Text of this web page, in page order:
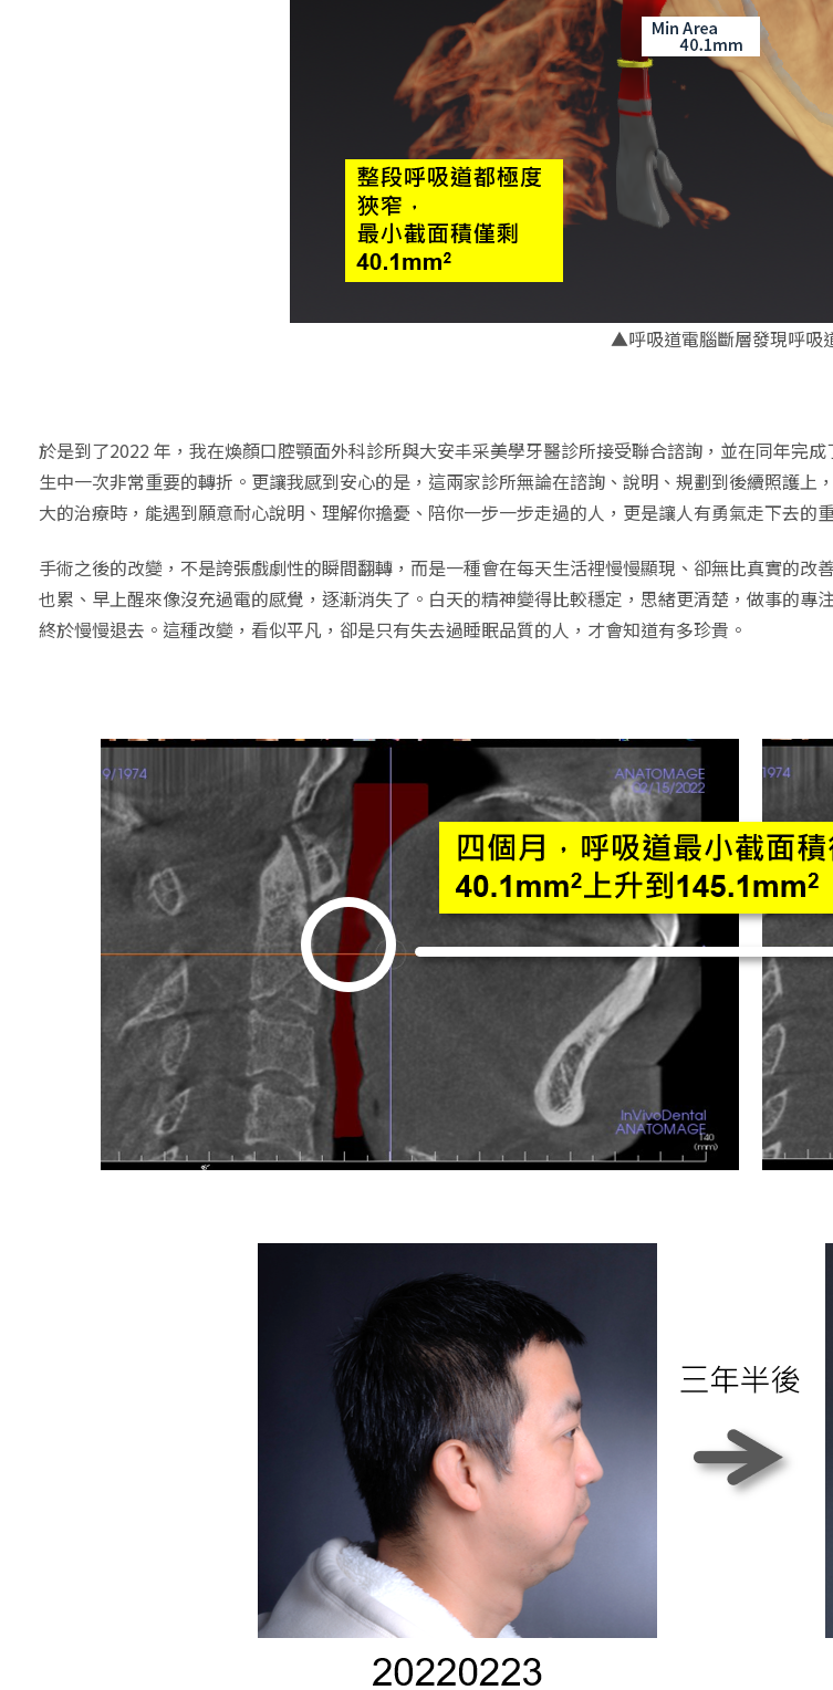
▲呼吸道電腦斷層發現呼吸
於是到了2022 年，我在煥顏口腔顎面外科診所與大安丰采美學牙醫診所接受聯合諮詢，並在同年完
生中一次非常重要的轉折。更讓我感到安心的是，這兩家診所無論在諮詢、說明、規劃到後續照護
大的治療時，能遇到願意耐心說明、理解你擔憂、陪你一步一步走過的人，更是讓人有勇氣走下去的
手術之後的改變，不是誇張戲劇性的瞬間翻轉，而是一種會在每天生活裡慢慢顯現、卻無比真實的
也累、早上醒來像沒充過電的感覺，逐漸消失了。白天的精神變得比較穩定，思緒更清楚，做事的專
終於慢慢退去。這種改變，看似平凡，卻是只有失去過睡眠品質的人，才會知道有多珍貴。